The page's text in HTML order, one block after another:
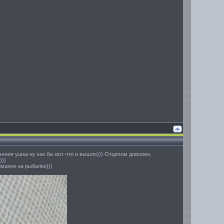
ушка ну как бы вот что и вышло))) Отцепом доволен,
на рыбалке)))